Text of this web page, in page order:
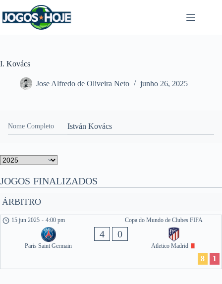
para
o
I. Kovács
Jose Alfredo de Oliveira Neto junho 26, 2025
Nome Completo István Kovács
JOGOS FINALIZADOS
ÁRBITRO
Copa do Mundo de Clubes FIFA
15 jun 2025 - 4:00 pm
Paris Saint Germain
4 0
Atletico Madrid
8 1